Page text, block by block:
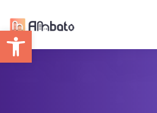
Abrir barra de